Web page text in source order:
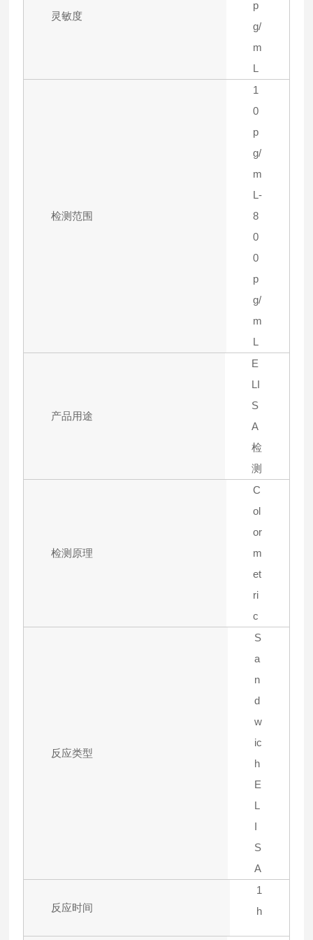
灵敏度
p
g/
m
L
检测范围
1
0
p
g/
m
L-
8
0
0
p
g/
m
L
产品用途
E
LI
S
A
检
测
检测原理
C
ol
or
m
et
ri
c
反应类型
S
a
n
d
w
ic
h
E
L
I
S
A
反应时间
1
h